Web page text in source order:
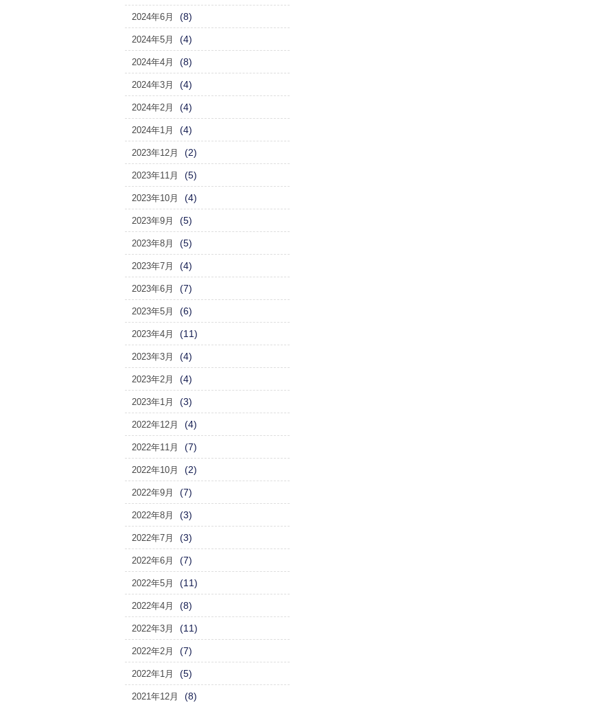
2024年6月 (8)
2024年5月 (4)
2024年4月 (8)
2024年3月 (4)
2024年2月 (4)
2024年1月 (4)
2023年12月 (2)
2023年11月 (5)
2023年10月 (4)
2023年9月 (5)
2023年8月 (5)
2023年7月 (4)
2023年6月 (7)
2023年5月 (6)
2023年4月 (11)
2023年3月 (4)
2023年2月 (4)
2023年1月 (3)
2022年12月 (4)
2022年11月 (7)
2022年10月 (2)
2022年9月 (7)
2022年8月 (3)
2022年7月 (3)
2022年6月 (7)
2022年5月 (11)
2022年4月 (8)
2022年3月 (11)
2022年2月 (7)
2022年1月 (5)
2021年12月 (8)